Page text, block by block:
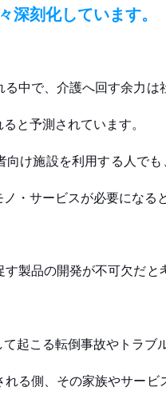
深刻化しています。
中で、介護へ回す余力
と予測されています。
け施設を利用する人でも
・サービスが必要になる
製品の開発が不可欠だと
起こる転倒事故やトラブ
る側、その家族やサービ